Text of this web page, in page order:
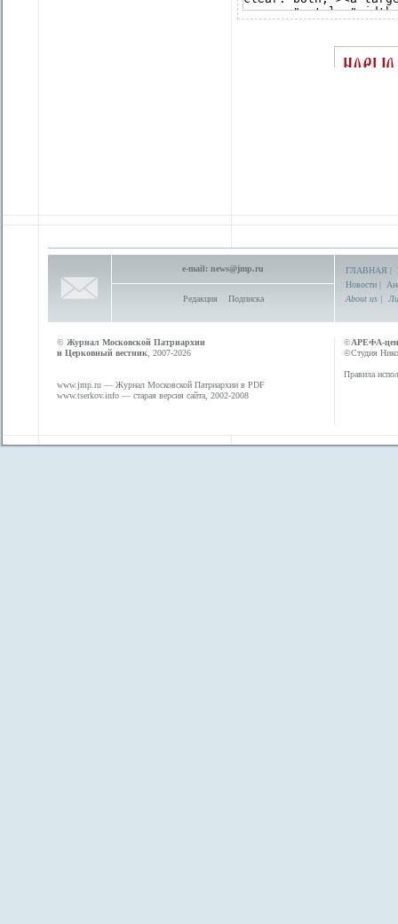
e-mail: news@jmp.ru
Редакция Подписка
ГЛАВНАЯ |
Новости |
About us |
© Журнал Московской Патриархии
и Церковный вестник , 2007-2026
www.jmp.ru — Журнал Московской Патриархии в PDF
www.tserkov.info — старая версия сайта, 2002-2008
©АРЕФА-
©Студия
Правила